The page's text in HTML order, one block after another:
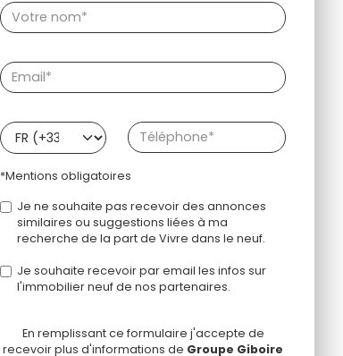
*Mentions obligatoires
Je ne souhaite pas recevoir des annonces
similaires ou suggestions liées à ma
recherche de la part de Vivre dans le neuf.
Je souhaite recevoir par email les infos sur
l'immobilier neuf de nos partenaires.
En remplissant ce formulaire j'accepte de
recevoir plus d'informations de Groupe Giboire